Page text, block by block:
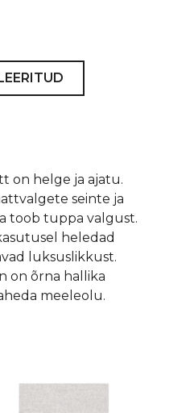
on helge ja ajatu.
seinte ja
toob tuppa valgust.
heledad
luksuslikkust.
on õrna hallika
meeleolu.